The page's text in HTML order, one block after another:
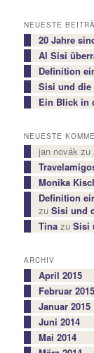
NEUESTE
20 Jahre
Al Sisi
Definition
Sisi und die
Ein Blick in
NEUESTE
jan novákzu
Monika
Definition
zu Sisi und
Tinazu Sisi
ARCHIV
April 2015
Februar 2015
Januar 2015
Juni 2014
Mai 2014